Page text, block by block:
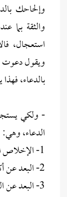
وإلحاحك
والثقة بما
استعجال،
ويقول دعوت
بالدعاء،
- ولكي
الدعاء، وهي:
1- الإخلاص لله سبحانه.
2- البعد عن أكل الحرام.
3- البعد عن الدعاء بأثم أو قطيعة رحم.